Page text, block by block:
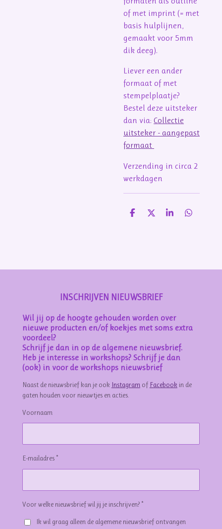
of met imprint (= met
basis hulplijnen,
gemaakt voor 5mm
dik deeg).
Liever een ander
formaat of met
stempelplaatje?
Bestel deze uitsteker
dan via: Collectie
uitsteker - aangepast
formaat
Verzending in circa 2
werkdagen
D
D
S
D
INSCHRIJVEN NIEUWSBRIEF
Wil jij op de hoogte gehouden worden over
nieuwe producten en/of koekjes met soms extra
voordeel?
Schrijf je dan in op de algemene nieuwsbrief.
Heb je interesse in workshops? Schrijf je dan
(ook) in voor de workshops nieuwsbrief
Naast de nieuwsbrief kan je ook Instagram of Facebook in de
gaten houden voor nieuwtjes en acties.
Voornaam
E-mailadres *
Voor welke nieuwsbrief wil jij je inschrijven? *
Ik wil graag alleen de algemene nieuwsbrief ontvangen